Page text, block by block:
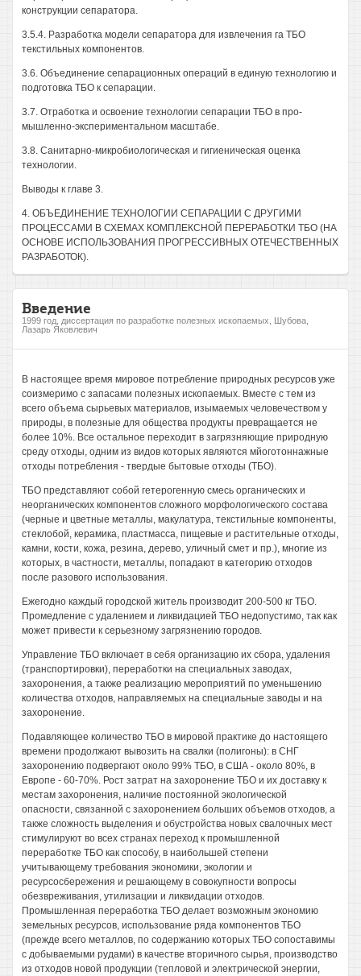
конструкции сепаратора.
3.5.4. Разработка модели сепаратора для извлечения га ТБО
текстильных компонентов.
3.6. Объединение сепарационных операций в единую технологию и
подготовка ТБО к сепарации.
3.7. Отработка и освоение технологии сепарации ТБО в про-
мышленно-экспериментальном масштабе.
3.8. Санитарно-микробиологическая и гигиеническая оценка
технологии.
Выводы к главе 3.
4. ОБЪЕДИНЕНИЕ ТЕХНОЛОГИИ СЕПАРАЦИИ С ДРУГИМИ
ПРОЦЕССАМИ В СХЕМАХ КОМПЛЕКСНОЙ ПЕРЕРАБОТКИ ТБО (НА
ОСНОВЕ ИСПОЛЬЗОВАНИЯ ПРОГРЕССИВНЫХ ОТЕЧЕСТВЕННЫХ
РАЗРАБОТОК).
Введение
1999 год, диссертация по разработке полезных ископаемых, Шубова,
Лазарь Яковлевич
В настоящее время мировое потребление природных ресурсов уже
соизмеримо с запасами полезных ископаемых. Вместе с тем из
всего объема сырьевых материалов, изымаемых человечеством у
природы, в полезные для общества продукты превращается не
более 10%. Все остальное переходит в загрязняющие природную
среду отходы, одним из видов которых являются мйоготоннажные
отходы потребления - твердые бытовые отходы (ТБО).
ТБО представляют собой гетерогенную смесь органических и
неорганических компонентов сложного морфологического состава
(черные и цветные металлы, макулатура, текстильные компоненты,
стеклобой, керамика, пластмасса, пищевые и растительные отходы,
камни, кости, кожа, резина, дерево, уличный смет и пр.), многие из
которых, в частности, металлы, попадают в категорию отходов
после разового использования.
Ежегодно каждый городской житель производит 200-500 кг ТБО.
Промедление с удалением и ликвидацией ТБО недопустимо, так как
может привести к серьезному загрязнению городов.
Управление ТБО включает в себя организацию их сбора, удаления
(транспортировки), переработки на специальных заводах,
захоронения, а также реализацию мероприятий по уменьшению
количества отходов, направляемых на специальные заводы и на
захоронение.
Подавляющее количество ТБО в мировой практике до настоящего
времени продолжают вывозить на свалки (полигоны): в СНГ
захоронению подвергают около 99% ТБО, в США - около 80%, в
Европе - 60-70%. Рост затрат на захоронение ТБО и их доставку к
местам захоронения, наличие постоянной экологической
опасности, связанной с захоронением больших объемов отходов, а
также сложность выделения и обустройства новых свалочных мест
стимулируют во всех странах переход к промышленной
переработке ТБО как способу, в наибольшей степени
учитывающему требования экономики, экологии и
ресурсосбережения и решающему в совокупности вопросы
обезвреживания, утилизации и ликвидации отходов.
Промышленная переработка ТБО делает возможным экономию
земельных ресурсов, использование ряда компонентов ТБО
(прежде всего металлов, по содержанию которых ТБО сопоставимы
с добываемыми рудами) в качестве вторичного сырья, производство
из отходов новой продукции (тепловой и электрической энергии,